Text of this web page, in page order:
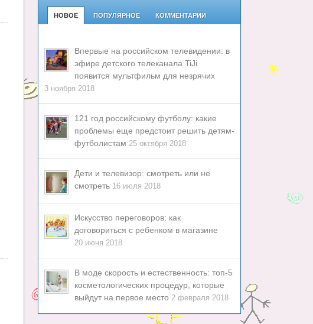
НОВОЕ ПОПУЛЯРНОЕ КОММЕНТАРИИ
Впервые на российском телевидении: в
эфире детского телеканала TiJi
появится мультфильм для незрячих
3 ноября 2018
121 год российскому футболу: какие
проблемы еще предстоит решить детям-
футболистам 25 октября 2018
Дети и телевизор: смотреть или не
смотреть 16 июля 2018
Искусство переговоров: как
договориться с ребенком в магазине
20 июня 2018
В моде скорость и естественность: топ-5
косметологических процедур, которые
выйдут на первое место 2 февраля 2018